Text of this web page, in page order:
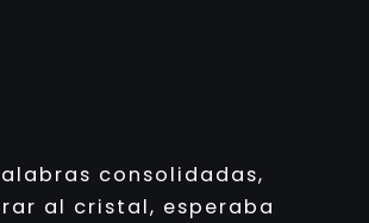
consolidadas,
al cristal, esperaba